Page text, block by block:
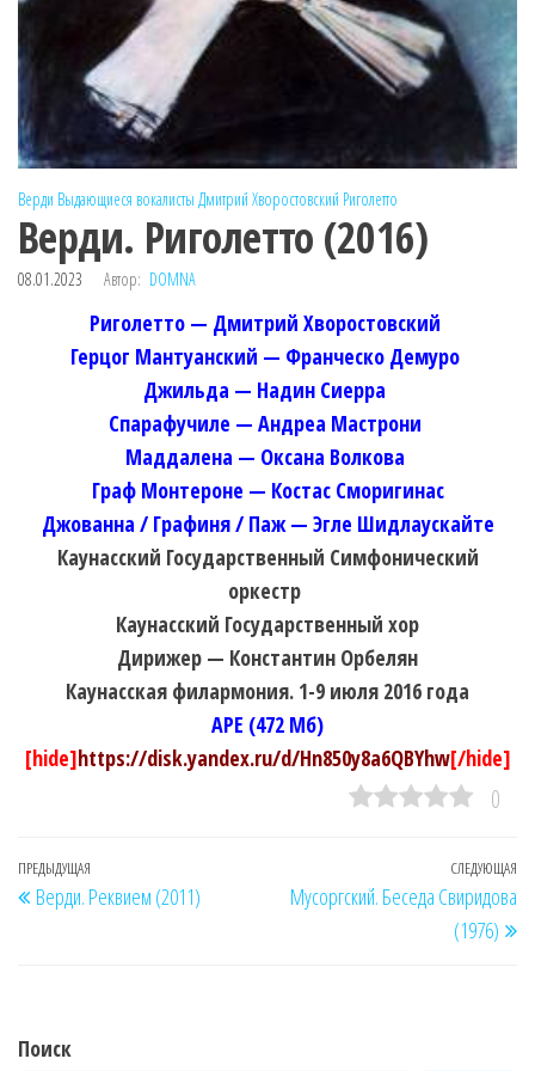
Верди Выдающиеся вокалисты Дмитрий Хворостовский Риголетто
Верди. Риголетто (2016)
08.01.2023 Автор: DOMNA
Риголетто — Дмитрий Хворостовский
Герцог Мантуанский — Франческо Демуро
Джильда — Надин Сиерра
Спарафучиле — Андреа Мастрони
Маддалена — Оксана Волкова
Граф Монтероне — Костас Сморигинас
Джованна / Графиня / Паж — Эгле Шидлаускайте
Каунасский Государственный Симфонический
оркестр
Каунасский Государственный хор
Дирижер — Константин Орбелян
Каунасская филармония. 1-9 июля 2016 года
APE (472 Мб)
[hide]https://disk.yandex.ru/d/Hn850y8a6QBYhw[/hide]
0
Навигация
по
Предыдущая
запись
ПРЕДЫДУЩАЯ
Верди. Реквием (2011)
СЛЕДУЮЩАЯ
Мусоргский. Беседа Свиридова
(1976)
Поиск